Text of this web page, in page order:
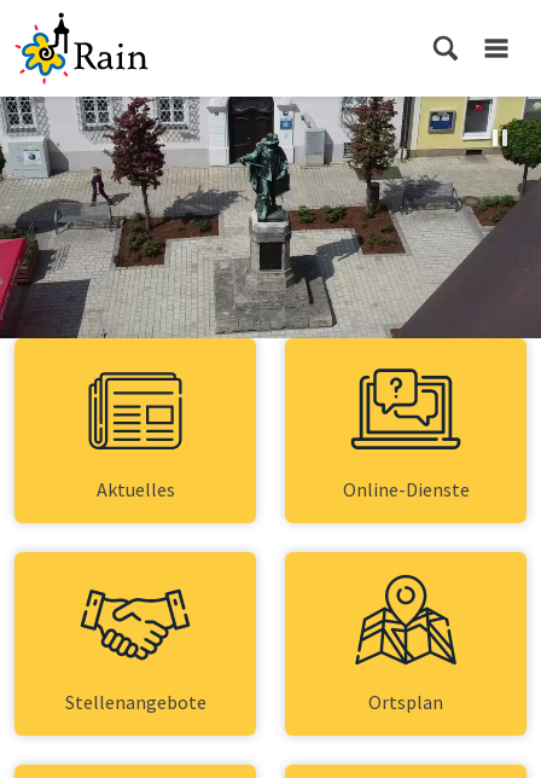
Aktuelles Online-Dienste
Stellenangebote Ortsplan